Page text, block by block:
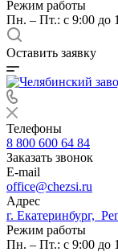
Режим работы
Пн. – Пт.: с 9:00 до
Оставить заявку
Телефоны
8 800 600 64 84
Заказать звонок
E-mail
office@chezsi.ru
Адрес
г. Екатеринбург,
Режим работы
Пн. – Пт.: с 9:00 до